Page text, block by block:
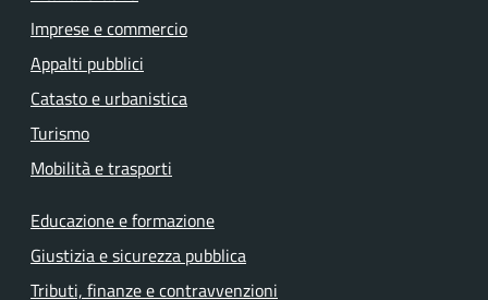
Imprese e commercio
Appalti pubblici
Catasto e urbanistica
Turismo
Mobilità e trasporti
Educazione e formazione
Giustizia e sicurezza pubblica
Tributi, finanze e contravvenzioni